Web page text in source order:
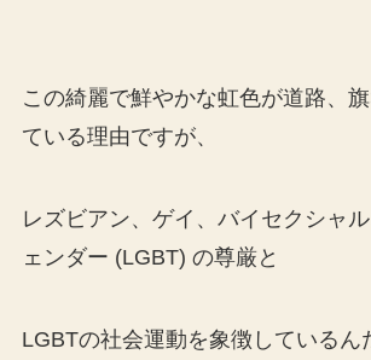
この綺麗で鮮やかな虹色が道路、
ている理由ですが、
レズビアン、ゲイ、バイセクシャ
ェンダー (LGBT) の尊厳と
LGBTの社会運動を象徴しているん